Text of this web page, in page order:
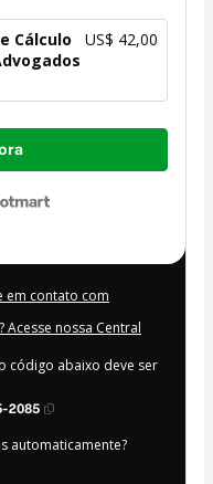
Cálculo
US$ 42,00
em contato com
nossa Central
código abaixo deve ser
2085
automaticamente?